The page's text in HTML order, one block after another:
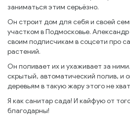
заниматься этим серьёзно.
Он строит дом для себя и своей
участком в Подмосковье.
своим подписчикам в соцсети про
растений.
Он поливает их и ухаживает за
скрытый, автоматический полив, и
деревьям в такую жару этого не
Я как санитар сада! И кайфую от
благодарны!